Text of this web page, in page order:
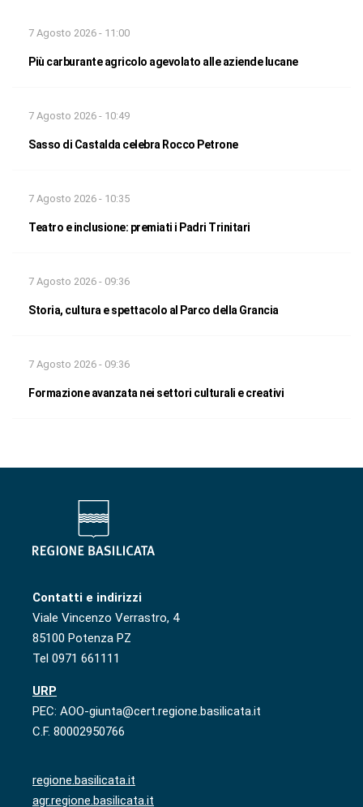
7 Agosto 2026 - 11:00
Più carburante agricolo agevolato alle aziende lucane
7 Agosto 2026 - 10:49
Sasso di Castalda celebra Rocco Petrone
7 Agosto 2026 - 10:35
Teatro e inclusione: premiati i Padri Trinitari
7 Agosto 2026 - 09:36
Storia, cultura e spettacolo al Parco della Grancia
7 Agosto 2026 - 09:36
Formazione avanzata nei settori culturali e creativi
Contatti e indirizzi
Viale Vincenzo Verrastro, 4
85100 Potenza PZ
Tel 0971 661111
URP
PEC: AOO-giunta@cert.regione.basilicata.it
C.F. 80002950766
regione.basilicata.it
agr.regione.basilicata.it